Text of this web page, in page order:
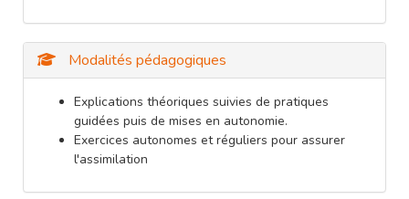
Modalités pédagogiques
Explications théoriques suivies de pratiques
guidées puis de mises en autonomie.
Exercices autonomes et réguliers pour assurer
l'assimilation